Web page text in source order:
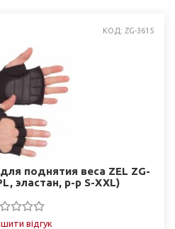
КОД: ZG-3615
поднятия веса ZEL ZG-
эластан, р-р S-XXL)
відгук